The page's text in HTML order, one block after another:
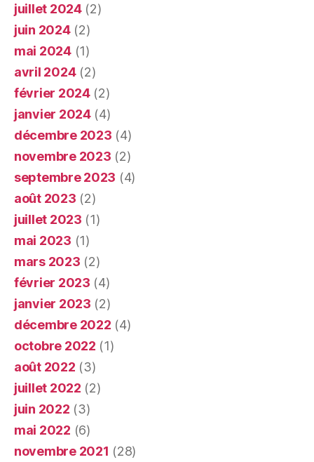
juillet 2024(2)
juin 2024(2)
mai 2024(1)
avril 2024(2)
février 2024(2)
janvier 2024(4)
décembre 2023 (4)
novembre 2023 (2)
septembre 2023 (4)
août 2023 (2)
juillet 2023 (1)
mai 2023 (1)
mars 2023 (2)
février 2023 (4)
janvier 2023 (2)
décembre 2022 (4)
octobre 2022 (1)
août 2022 (3)
juillet 2022 (2)
juin 2022 (3)
mai 2022 (6)
novembre 2021 (28)